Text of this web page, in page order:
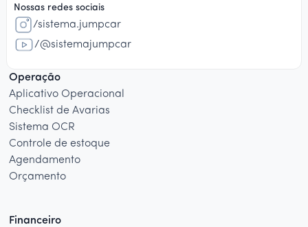
Nossas redes sociais
/sistema.jumpcar
/@sistemajumpcar
Operação
Aplicativo Operacional
Checklist de Avarias
Sistema OCR
Controle de estoque
Agendamento
Orçamento
Financeiro